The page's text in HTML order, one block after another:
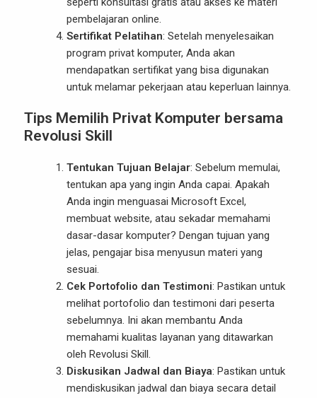
pembelajaran online.
Sertifikat Pelatihan: Setelah menyelesaikan
program privat komputer, Anda akan
mendapatkan sertifikat yang bisa digunakan
untuk melamar pekerjaan atau keperluan lainnya.
Tips Memilih Privat Komputer bersama
Revolusi Skill
Tentukan Tujuan Belajar: Sebelum memulai,
tentukan apa yang ingin Anda capai. Apakah
Anda ingin menguasai Microsoft Excel,
membuat website, atau sekadar memahami
dasar-dasar komputer? Dengan tujuan yang
jelas, pengajar bisa menyusun materi yang
sesuai.
Cek Portofolio dan Testimoni: Pastikan untuk
melihat portofolio dan testimoni dari peserta
sebelumnya. Ini akan membantu Anda
memahami kualitas layanan yang ditawarkan
oleh Revolusi Skill.
Diskusikan Jadwal dan Biaya: Pastikan untuk
mendiskusikan jadwal dan biaya secara detail